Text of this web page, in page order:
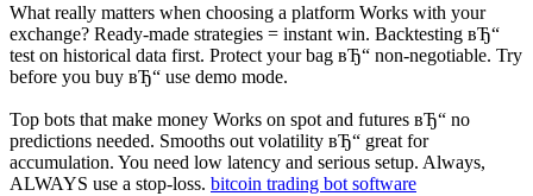
What really matters when choosing a platform Works with your
exchange? Ready-made strategies = instant win. Backtesting вЂ“
test on historical data first. Protect your bag вЂ“ non-negotiable. Try
before you buy вЂ“ use demo mode.
Top bots that make money Works on spot and futures вЂ“ no
predictions needed. Smooths out volatility вЂ“ great for
accumulation. You need low latency and serious setup. Always,
ALWAYS use a stop-loss. bitcoin trading bot software